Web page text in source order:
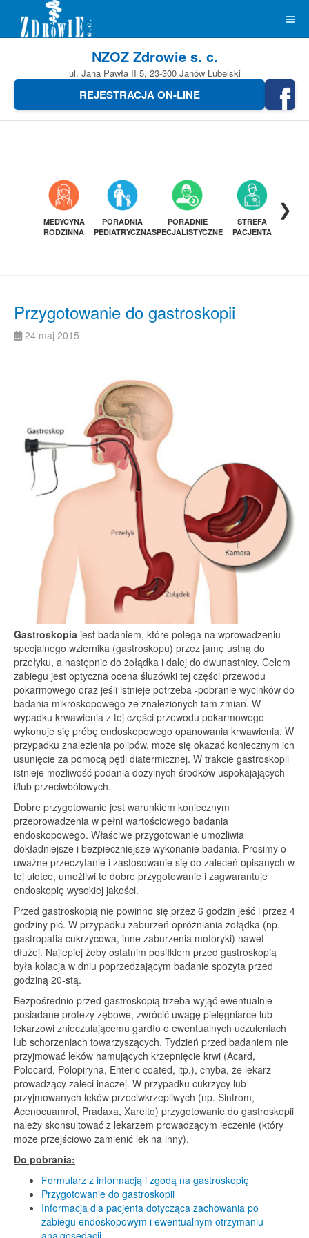
NZOZ Zdrowie s. c.
ul. Jana Pawła II 5, 23-300 Janów Lubelski
REJESTRACJA ON-LINE
MEDYCYNA
RODZINNA
PORADNIA
PEDIATRYCZNA
PORADNIE
SPECJALISTYCZNE
STREFA
PACJENTA
❯
Przygotowanie do gastroskopii
24 maj 2015
Gastroskopia jest badaniem, które polega na wprowadzeniu
specjalnego wziernika (gastroskopu) przez jamę ustną do
przełyku, a następnie do żołądka i dalej do dwunastnicy. Celem
zabiegu jest optyczna ocena śluzówki tej części przewodu
pokarmowego oraz jeśli istnieje potrzeba -pobranie wycinków do
badania mikroskopowego ze znalezionych tam zmian. W
wypadku krwawienia z tej części przewodu pokarmowego
wykonuje się próbę endoskopowego opanowania krwawienia. W
przypadku znalezienia polipów, może się okazać koniecznym ich
usunięcie za pomocą pętli diatermicznej. W trakcie gastroskopii
istnieje możliwość podania dożylnych środków uspokajających
i/lub przeciwbólowych.
Dobre przygotowanie jest warunkiem koniecznym
przeprowadzenia w pełni wartościowego badania
endoskopowego. Właściwe przygotowanie umożliwia
dokładniejsze i bezpieczniejsze wykonanie badania. Prosimy o
uważne przeczytanie i zastosowanie się do zaleceń opisanych w
tej ulotce, umożliwi to dobre przygotowanie i zagwarantuje
endoskopię wysokiej jakości.
Przed gastroskopią nie powinno się przez 6 godzin jeść i przez 4
godziny pić. W przypadku zaburzeń opróżniania żołądka (np.
gastropatia cukrzycowa, inne zaburzenia motoryki) nawet
dłużej. Najlepiej żeby ostatnim posiłkiem przed gastroskopią
była kolacja w dniu poprzedzającym badanie spożyta przed
godziną 20-stą.
Bezpośrednio przed gastroskopią trzeba wyjąć ewentualnie
posiadane protezy zębowe, zwrócić uwagę pielęgniarce lub
lekarzowi znieczulającemu gardło o ewentualnych uczuleniach
lub schorzeniach towarzyszących. Tydzień przed badaniem nie
przyjmować leków hamujących krzepnięcie krwi (Acard,
Polocard, Polopiryna, Enteric coated, itp.), chyba, że lekarz
prowadzący zaleci inaczej. W przypadku cukrzycy lub
przyjmowanych leków przeciwkrzepliwych (np. Sintrom,
Acenocuamrol, Pradaxa, Xarelto) przygotowanie do gastroskopii
należy skonsultować z lekarzem prowadzącym leczenie (który
może przejściowo zamienić lek na inny).
Do pobrania:
Formularz z informacją i zgodą na gastroskopię
Przygotowanie do gastroskopii
Informacja dla pacjenta dotycząca zachowania po
zabiegu endoskopowym i ewentualnym otrzymaniu
analgosedacji